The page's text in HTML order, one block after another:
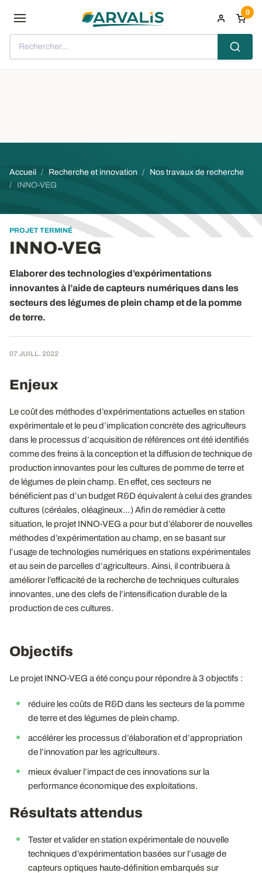
Rechercher...
0
Fil d'Ariane
Accueil Recherche et innovation
Nos travaux de recherche
INNO-VEG
PROJET TERMINÉ
INNO-VEG
Elaborer des technologies d’expérimentations
innovantes à l’aide de capteurs numériques dans les
secteurs des légumes de plein champ et de la pomme
de terre.
07 JUILL. 2022
Enjeux
Le coût des méthodes d’expérimentations actuelles en station
expérimentale et le peu d’implication concrète des agriculteurs
dans le processus d’acquisition de références ont été identifiés
comme des freins à la conception et la diffusion de technique de
production innovantes pour les cultures de pomme de terre et
de légumes de plein champ. En effet, ces secteurs ne
bénéficient pas d’un budget R&D équivalent à celui des grandes
cultures (céréales, oléagineux…) Afin de remédier à cette
situation, le projet INNO-VEG a pour but d’élaborer de nouvelles
méthodes d’expérimentation au champ, en se basant sur
l’usage de technologies numériques en stations expérimentales
et au sein de parcelles d’agriculteurs. Ainsi, il contribuera à
améliorer l’efficacité de la recherche de techniques culturales
innovantes, une des clefs de l’intensification durable de la
production de ces cultures.
Objectifs
Le projet INNO-VEG a été conçu pour répondre à 3 objectifs :
réduire les coûts de R&D dans les secteurs de la pomme
de terre et des légumes de plein champ.
accélérer les processus d’élaboration et d’appropriation
de l’innovation par les agriculteurs.
mieux évaluer l’impact de ces innovations sur la
performance économique des exploitations.
Résultats attendus
Tester et valider en station expérimentale de nouvelle
techniques d’expérimentation basées sur l’usage de
capteurs optiques haute-définition embarqués sur